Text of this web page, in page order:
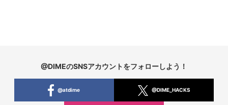
@DIMEのSNSアカウントをフォローしよう！
@atdime @DIME_HACKS